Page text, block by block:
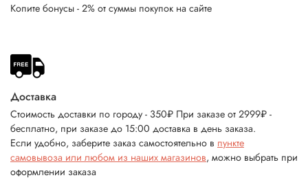
Копите бонусы - 2% от суммы покупок на сайте
Доставка
Стоимость доставки по городу - 350₽ При заказе от 2999₽ -
бесплатно, при заказе до 15:00 доставка в день заказа.
Если удобно, заберите заказ самостоятельно в пункте
самовывоза или любом из наших магазинов, можно выбрать при
оформлении заказа